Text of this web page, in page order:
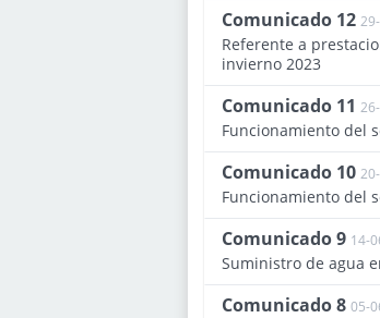
Comunicado 12
Referente a
invierno 2023
Comunicado 11
Funcionamiento del
Comunicado 10
Funcionamiento del
Comunicado 9 14-
Suministro de agua
Comunicado 8 05-